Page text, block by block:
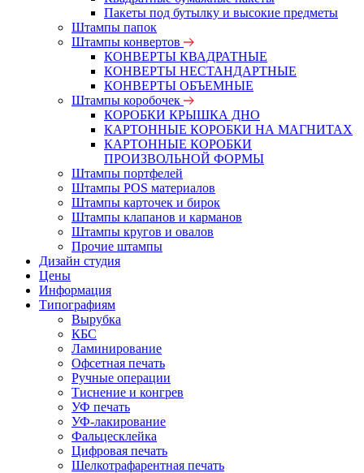
Пакеты под бутылку и высокие предметы
Штампы папок
Штампы конвертов
КОНВЕРТЫ КВАДРАТНЫЕ
КОНВЕРТЫ НЕСТАНДАРТНЫЕ
КОНВЕРТЫ ОБЪЕМНЫЕ
Штампы коробочек
КОРОБКИ КРЫШКА ДНО
КАРТОННЫЕ КОРОБКИ НА МАГНИТАХ
КАРТОННЫЕ КОРОБКИ
ПРОИЗВОЛЬНОЙ ФОРМЫ
Штампы портфелей
Штампы POS материалов
Штампы карточек и бирок
Штампы клапанов и карманов
Штампы кругов и овалов
Прочие штампы
Дизайн студия
Цены
Информация
Типографиям
Вырубка
КБС
Ламинирование
Офсетная печать
Ручные операции
Тиснение и конгрев
УФ печать
УФ-лакирование
Фальцесклейка
Цифровая печать
Шелкотрафарентная печать